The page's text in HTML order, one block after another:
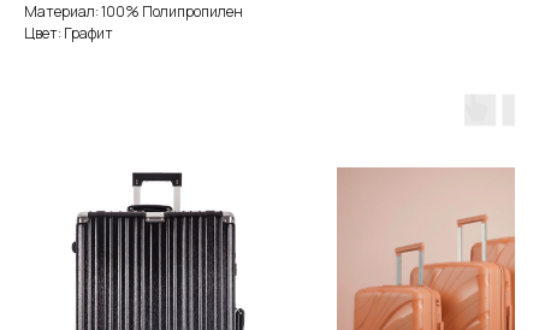
Материал: 100% Полипропилен
Цвет: Графит